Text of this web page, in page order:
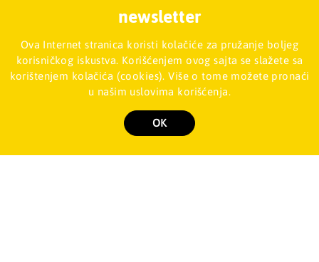
Ova Internet stranica koristi kolačiće za pružanje boljeg
korisničkog iskustva. Korišćenjem ovog sajta se slažete sa
korištenjem kolačića (cookies). Više o tome možete pronaći
u našim uslovima korišćenja.
OK
newsletter
Prijavite se na naš Newsletter
Mladinska knjiga d.o.o., Palmira Toljatija 5 - Stari Merkator, 11070
NOVI BEOGRAD, Srbija011/2257-008
Copyright 2026 Mladinska knjiga d.o.o., Sva prava su zadržana. Powered by